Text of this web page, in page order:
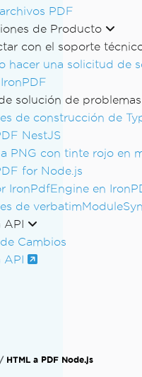
PDF
de Producto
con el soporte
hacer una solicitud de
solución de problemas
de construcción de
NestJS
PNG con tinte rojo en
for Node.js
IronPdfEngine en
de
API
Cambios
API
HTML a PDF Node.js